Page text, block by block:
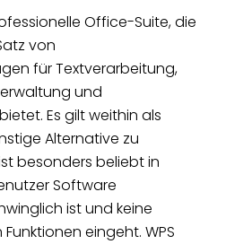
Office-Suite, die
von
für Textverarbeitung,
und
Es gilt weithin als
Alternative zu
besonders beliebt in
Software
ist und keine
eingeht. WPS